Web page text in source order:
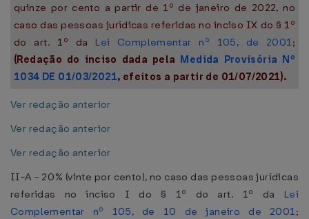
quinze por cento a partir de 1º de janeiro de 2022, no
caso das pessoas jurídicas referidas no inciso IX do § 1º
do art. 1º da Lei Complementar nº 105, de 2001;
(Redação do inciso dada pela Medida Provisória Nº
1034 DE 01/03/2021, efeitos a partir de 01/07/2021).
Ver redação anterior
Ver redação anterior
Ver redação anterior
II-A - 20% (vinte por cento), no caso das pessoas jurídicas
referidas no inciso I do § 1º do art. 1º da Lei
Complementar nº 105, de 10 de janeiro de 2001;